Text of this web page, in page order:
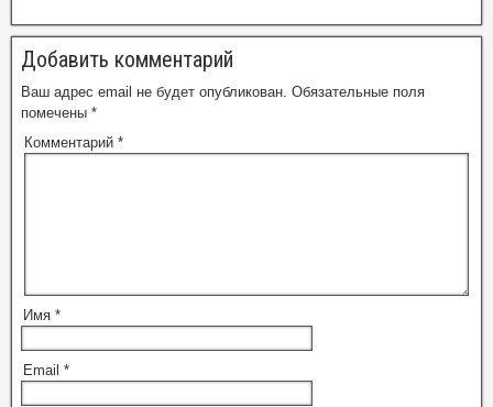
Добавить комментарий
Ваш адрес email не будет опубликован. Обязательные поля
помечены *
Комментарий *
Имя *
Email *